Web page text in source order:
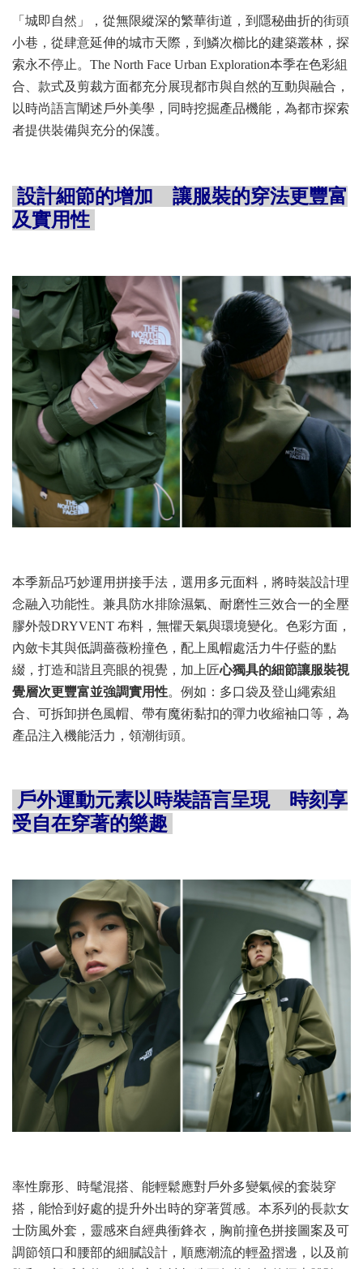
「城即自然」，從無限縱深的繁華街道，到隱秘曲折的街頭
小巷，從肆意延伸的城市天際，到鱗次櫛比的建築叢林，探
索永不停止。The North Face Urban Exploration本季在色彩組
合、款式及剪裁方面都充分展現都市與自然的互動與融合，
以時尚語言闡述戶外美學，同時挖掘產品機能，為都市探索
者提供裝備與充分的保護。
設計細節的增加 讓服裝的穿法更豐富
及實用性
本季新品巧妙運用拼接手法，選用多元面料，將時裝設計理
念融入功能性。兼具防水排除濕氣、耐磨性三效合一的全壓
膠外殼DRYVENT 布料，無懼天氣與環境變化。色彩方面，
內斂卡其與低調薔薇粉撞色，配上風帽處活力牛仔藍的點
綴，打造和諧且亮眼的視覺，加上匠心獨具的細節讓服裝視
覺層次更豐富並強調實用性。例如：多口袋及登山繩索組
合、可拆卸拼色風帽、帶有魔術黏扣的彈力收縮袖口等，為
產品注入機能活力，領潮街頭。
戶外運動元素以時裝語言呈現 時刻享
受自在穿著的樂趣
率性廓形、時髦混搭、能輕鬆應對戶外多變氣候的套裝穿
搭，能恰到好處的提升外出時的穿著質感。本系列的長款女
士防風外套，靈感來自經典衝鋒衣，胸前撞色拼接圖案及可
調節領口和腰部的細膩設計，順應潮流的輕盈摺邊，以及前